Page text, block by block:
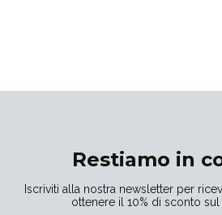
Restiamo in
Iscriviti alla nostra newsletter per
ottenere il 10% di sconto